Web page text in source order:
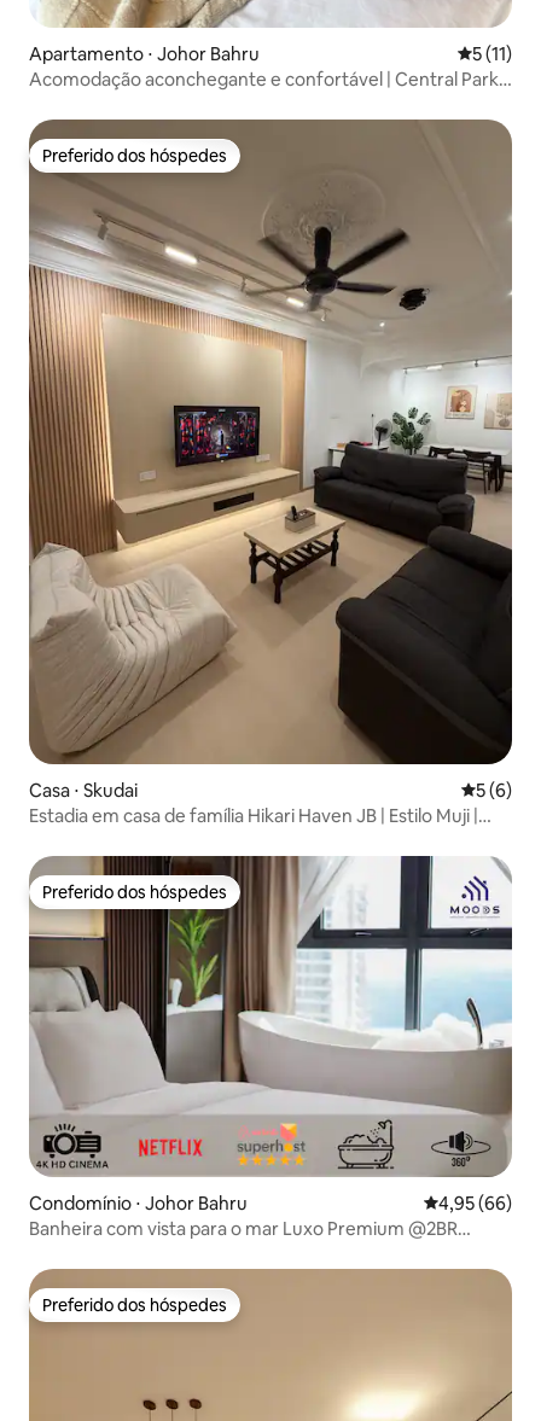
Apartamento ⋅ Johor Bahru 5 de uma
5 (11)
Acomodação aconchegante e confortável | Central Park |
Preferido dos hóspedes
Preferido dos hóspedes
Casa ⋅ Skudai 5 de
5 (6)
Estadia em casa de família Hikari Haven JB | Estilo Muji |
Preferido dos hóspedes
Preferido dos hóspedes
Condomínio ⋅ Johor Bahru 4,95 de uma
4,95 (66)
Banheira com vista para o mar Luxo Premium @2BR
Preferido dos hóspedes
Preferido dos hóspedes